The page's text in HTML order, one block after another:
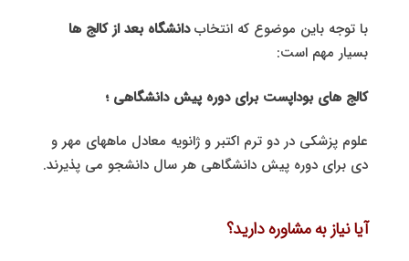
با توجه باین موضوع که انتخابدانشگاه بعد از کالج ها
بسیار مهم است:
کالج های بوداپست برای دوره پیش دانشگاهی ؛
علوم پزشکی در دو ترم اکتبر و ژانویه معادل ماههای مهر و
دی برای دوره پیش دانشگاهی هر سال دانشجو می پذیرند.
آیا نیاز به مشاوره دارید؟